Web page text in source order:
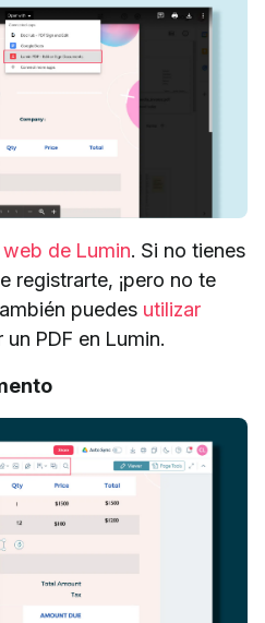
de Lumin. Si no tienes
registrarte, ¡pero no te
puedes utilizar
un PDF en Lumin.